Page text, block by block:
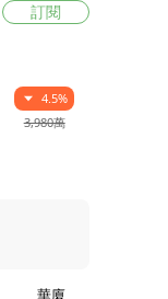
訂閱
4.5%
3,980萬
華廈